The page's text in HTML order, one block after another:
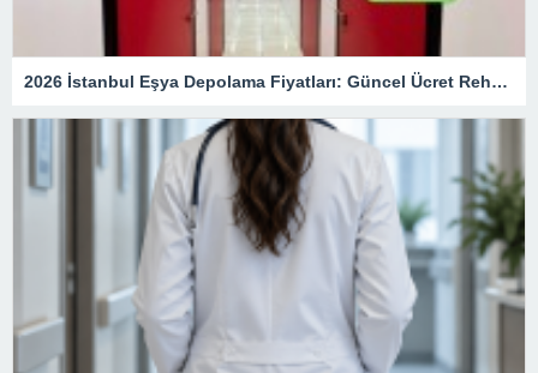
2026 İstanbul Eşya Depolama Fiyatları: Güncel Ücret Rehberi